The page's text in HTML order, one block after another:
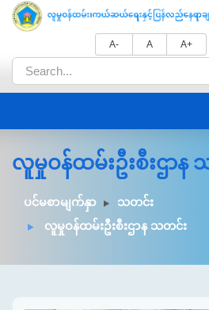
A- A A+
လူမှုဝန်ထမ်းဦးစီးဌာန
ပင်မစာမျက်နှာ
သတင်း
လူမှုဝန်ထမ်းဦးစီးဌာန သတင်း